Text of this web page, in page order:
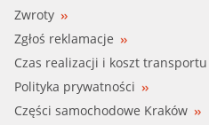
BMW (61 33 8 378 776)
BMW (61 33 8 381 272)
CITRO, PEUGE (6236 J2)
Zwroty
Zgłoś reklamacje
Czas realizacji i koszt transportu
Polityka prywatności
Części samochodowe Kraków